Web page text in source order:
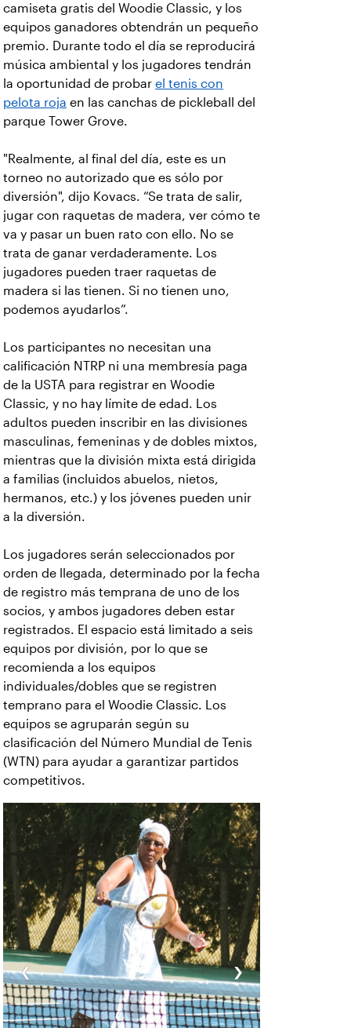
camiseta gratis del Woodie Classic, y los
equipos ganadores obtendrán un pequeño
premio. Durante todo el día se reproducirá
música ambiental y los jugadores tendrán
la oportunidad de probar el tenis con
pelota roja en las canchas de pickleball del
parque Tower Grove.
"Realmente, al final del día, este es un
torneo no autorizado que es sólo por
diversión", dijo Kovacs. “Se trata de salir,
jugar con raquetas de madera, ver cómo te
va y pasar un buen rato con ello. No se
trata de ganar verdaderamente. Los
jugadores pueden traer raquetas de
madera si las tienen. Si no tienen uno,
podemos ayudarlos”.
Los participantes no necesitan una
calificación NTRP ni una membresía paga
de la USTA para registrar en Woodie
Classic, y no hay límite de edad. Los
adultos pueden inscribir en las divisiones
masculinas, femeninas y de dobles mixtos,
mientras que la división mixta está dirigida
a familias (incluidos abuelos, nietos,
hermanos, etc.) y los jóvenes pueden unir
a la diversión.
Los jugadores serán seleccionados por
orden de llegada, determinado por la fecha
de registro más temprana de uno de los
socios, y ambos jugadores deben estar
registrados. El espacio está limitado a seis
equipos por división, por lo que se
recomienda a los equipos
individuales/dobles que se registren
temprano para el Woodie Classic. Los
equipos se agruparán según su
clasificación del Número Mundial de Tenis
(WTN) para ayudar a garantizar partidos
competitivos.
‹ ›